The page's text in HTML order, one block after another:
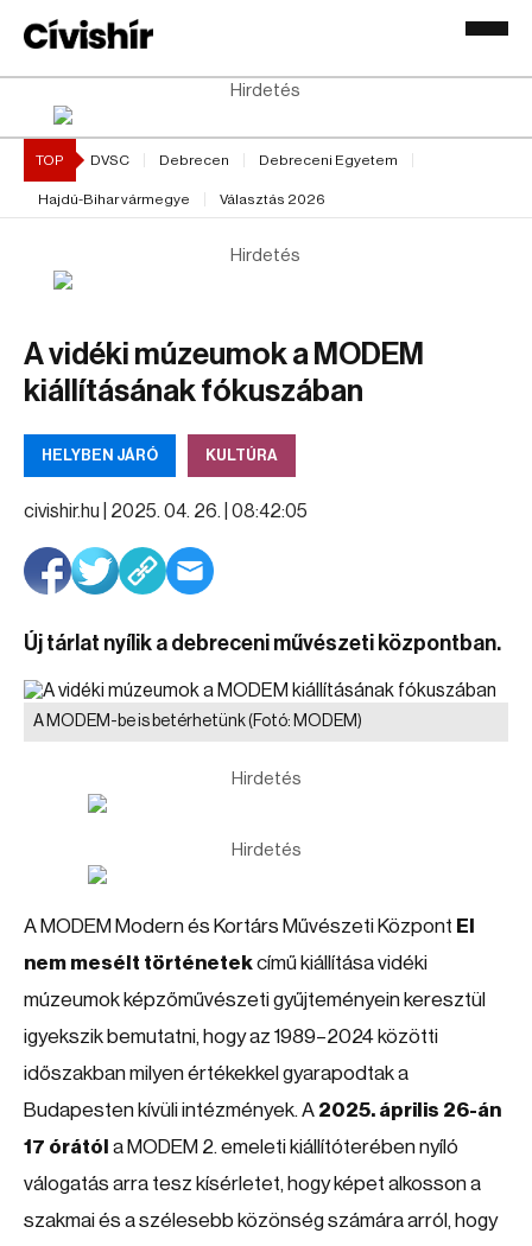
Hirdetés
TOP DVSC Debrecen Debreceni Egyetem
Hajdú-Bihar vármegye Választás 2026
Hirdetés
A vidéki múzeumok a MODEM
kiállításának fókuszában
HELYBEN JÁRÓ KULTÚRA
civishir.hu | 2025. 04. 26. | 08:42:05
Új tárlat nyílik a debreceni művészeti központban.
A MODEM-be is betérhetünk(Fotó: MODEM)
Hirdetés
Hirdetés
A MODEM Modern és Kortárs Művészeti Központ El
nem mesélt történetekcímű kiállítása vidéki
múzeumok képzőművészeti gyűjteményein keresztül
igyekszik bemutatni, hogy az 1989–2024 közötti
időszakban milyen értékekkel gyarapodtak a
Budapesten kívüli intézmények. A 2025. április 26-án
17 órától a MODEM 2. emeleti kiállítóterében nyíló
válogatás arra tesz kísérletet, hogy képet alkosson a
szakmai és a szélesebb közönség számára arról, hogy